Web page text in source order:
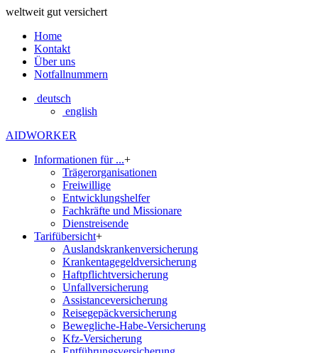
weltweit gut versichert
Home
Kontakt
Über uns
Notfallnummern
deutsch
english
AIDWORKER
Informationen für ...+
Trägerorganisationen
Freiwillige
Entwicklungshelfer
Fachkräfte und Missionare
Dienstreisende
Tarifübersicht+
Auslandskrankenversicherung
Krankentagegeldversicherung
Haftpflichtversicherung
Unfallversicherung
Assistanceversicherung
Reisegepäckversicherung
Bewegliche-Habe-Versicherung
Kfz-Versicherung